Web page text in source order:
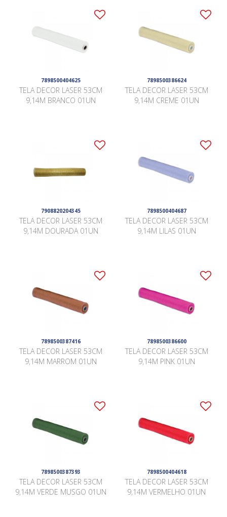
7898500404625
TELA DECOR LASER 53CM
9,14M BRANCO 01UN
7898500386624
TELA DECOR LASER 53CM
9,14M CREME 01UN
7908820204345
TELA DECOR LASER 53CM
9,14M DOURADA 01UN
7898500404687
TELA DECOR LASER 53CM
9,14M LILAS 01UN
7898500387416
TELA DECOR LASER 53CM
9,14M MARROM 01UN
7898500386600
TELA DECOR LASER 53CM
9,14M PINK 01UN
7898500387393
TELA DECOR LASER 53CM
9,14M VERDE MUSGO 01UN
7898500404618
TELA DECOR LASER 53CM
9,14M VERMELHO 01UN